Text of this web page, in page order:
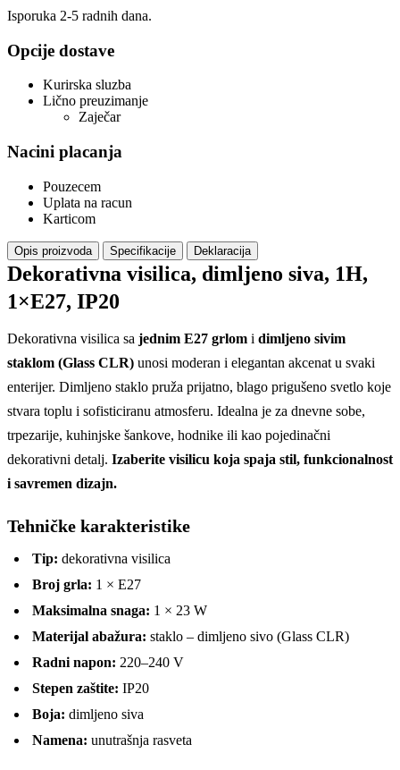
Isporuka 2-5 radnih dana.
Opcije dostave
Kurirska sluzba
Lično preuzimanje
Zaječar
Nacini placanja
Pouzecem
Uplata na racun
Karticom
Opis proizvoda Specifikacije Deklaracija
Dekorativna visilica, dimljeno siva, 1H,
1×E27, IP20
Dekorativna visilica sa jednim E27 grlom i dimljeno sivim
staklom (Glass CLR) unosi moderan i elegantan akcenat u svaki
enterijer. Dimljeno staklo pruža prijatno, blago prigušeno svetlo koje
stvara toplu i sofisticiranu atmosferu. Idealna je za dnevne sobe,
trpezarije, kuhinjske šankove, hodnike ili kao pojedinačni
dekorativni detalj. Izaberite visilicu koja spaja stil, funkcionalnost
i savremen dizajn.
Tehničke karakteristike
Tip: dekorativna visilica
Broj grla: 1 × E27
Maksimalna snaga: 1 × 23 W
Materijal abažura: staklo – dimljeno sivo (Glass CLR)
Radni napon: 220–240 V
Stepen zaštite: IP20
Boja: dimljeno siva
Namena: unutrašnja rasveta